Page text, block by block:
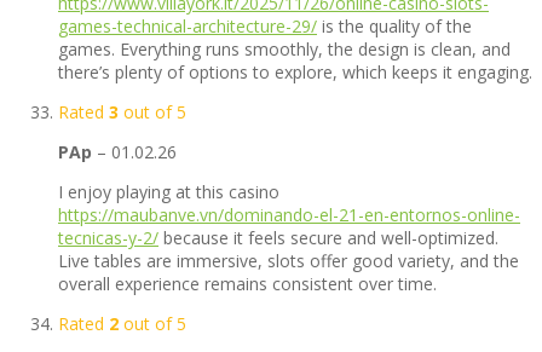
games-technical-architecture-29/ is the quality of the
games. Everything runs smoothly, the design is clean, and
there’s plenty of options to explore, which keeps it engaging.
Rated 3 out of 5
PAp – 01.02.26
I enjoy playing at this casino
https://maubanve.vn/dominando-el-21-en-entornos-online-
tecnicas-y-2/ because it feels secure and well-optimized.
Live tables are immersive, slots offer good variety, and the
overall experience remains consistent over time.
Rated 2 out of 5